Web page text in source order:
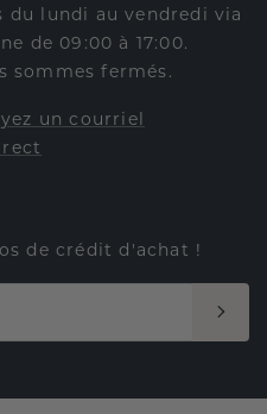
du lundi au vendredi via
de 09:00 à 17:00.
sommes fermés.
un courriel
de crédit d'achat !